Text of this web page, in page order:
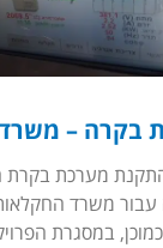
בקרה –
מערכת בקרת
עבור משרד
כמוכן, במסגרת